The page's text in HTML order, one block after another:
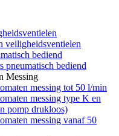
veiligheidsventielen
bediend
pneumatisch bediend
Messing
messing tot 50 l/min
messing type K en
pomp drukloos)
messing vanaf 50